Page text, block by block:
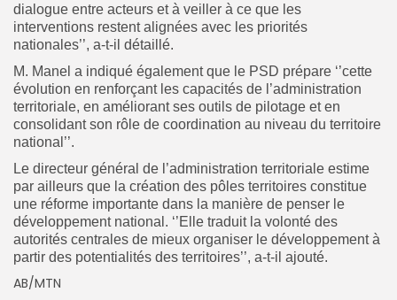
dialogue entre acteurs et à veiller à ce que les
interventions restent alignées avec les priorités
nationales’’, a-t-il détaillé.
M. Manel a indiqué également que le PSD prépare ‘’cette
évolution en renforçant les capacités de l’administration
territoriale, en améliorant ses outils de pilotage et en
consolidant son rôle de coordination au niveau du territoire
national’’.
Le directeur général de l’administration territoriale estime
par ailleurs que la création des pôles territoires constitue
une réforme importante dans la manière de penser le
développement national. ‘’Elle traduit la volonté des
autorités centrales de mieux organiser le développement à
partir des potentialités des territoires’’, a-t-il ajouté.
AB/MTN